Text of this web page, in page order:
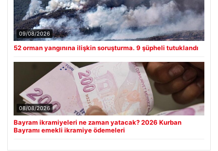
09/08/2026
52 orman yangınına ilişkin soruşturma. 9 şüpheli tutuklandı
08/08/2026
Bayram ikramiyeleri ne zaman yatacak? 2026 Kurban
Bayramı emekli ikramiye ödemeleri